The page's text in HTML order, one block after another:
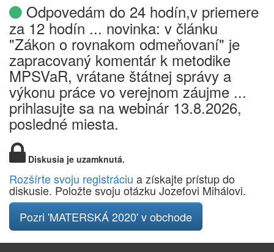
Odpovedám do 24 hodín,v priemere
za 12 hodín ... novinka: v článku
"Zákon o rovnakom odmeňovaní" je
zapracovaný komentár k metodike
MPSVaR, vrátane štátnej správy a
výkonu práce vo verejnom záujme ...
prihlasujte sa na webinár 13.8.2026,
posledné miesta.
Diskusia je uzamknutá.
Rozšírte svoju registráciu a získajte prístup do
diskusie. Položte svoju otázku Jozefovi Mihálovi.
Pozri 'MATERSKÁ 2020' v obchode